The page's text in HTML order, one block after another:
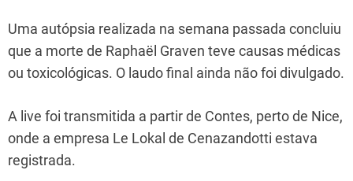
Uma autópsia realizada na semana passada concluiu
que a morte de Raphaël Graven teve causas médicas
ou toxicológicas. O laudo final ainda não foi divulgado.
A live foi transmitida a partir de Contes, perto de Nice,
onde a empresa Le Lokal de Cenazandotti estava
registrada.